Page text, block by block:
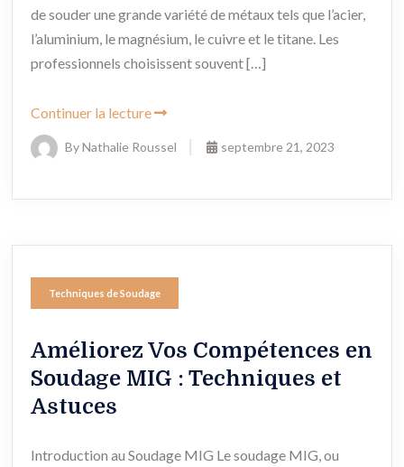
de souder une grande variété de métaux tels que l’acier,
l’aluminium, le magnésium, le cuivre et le titane. Les
professionnels choisissent souvent […]
Continuer la lecture
By Nathalie Roussel septembre 21, 2023
Techniques de Soudage
Améliorez Vos Compétences en
Soudage MIG : Techniques et
Astuces
Introduction au Soudage MIG Le soudage MIG, ou